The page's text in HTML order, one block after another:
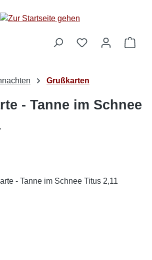
Grußkarten
- Tanne im Schnee